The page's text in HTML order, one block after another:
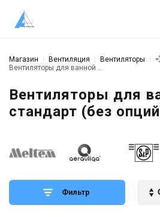
Магазин Вентиляция Вентиляторы
Вентиляторы для ванной стандарт (без опций)
Вентиляторы для
стандарт (без
Фильтр